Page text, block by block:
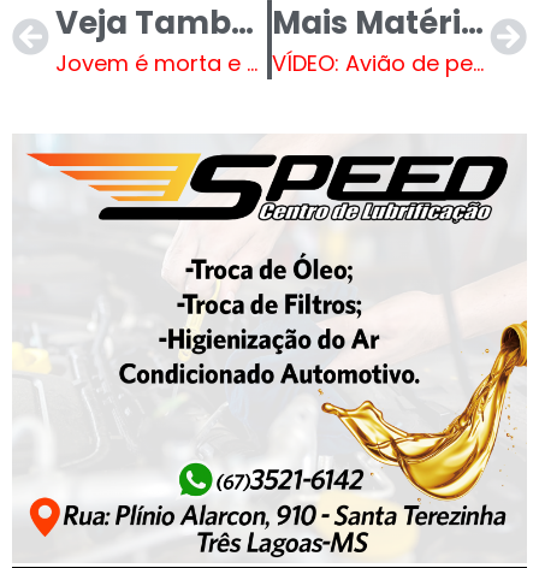
Veja Também
Jovem é morta e namorado fica em estado grave após ataque a tiros em Três Lagoas
Mais Matérias
VÍDEO: Avião de pequeno porte bate em prédio nesta segunda-feira em Belo Horizonte